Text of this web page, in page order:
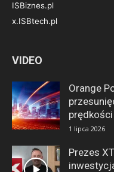
ISBiznes.pl
x.ISBtech.pl
VIDEO
Orange
1 lipca 2026
Prezes